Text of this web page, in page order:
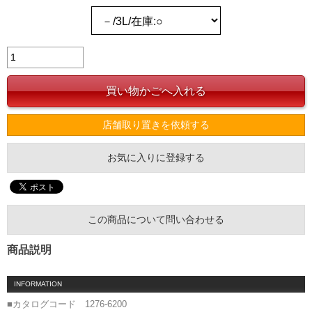
店舗取り置きを依頼する
お気に入りに登録する
この商品について問い合わせる
商品説明
INFORMATION
■カタログコード 1276-6200